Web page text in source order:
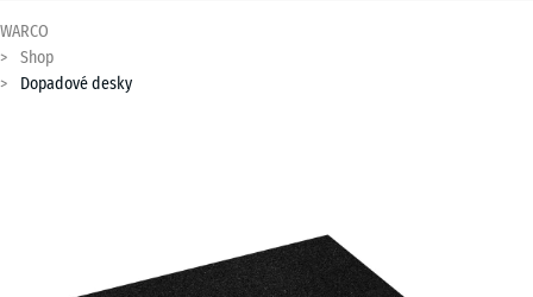
WARCO
Shop
Dopadové desky